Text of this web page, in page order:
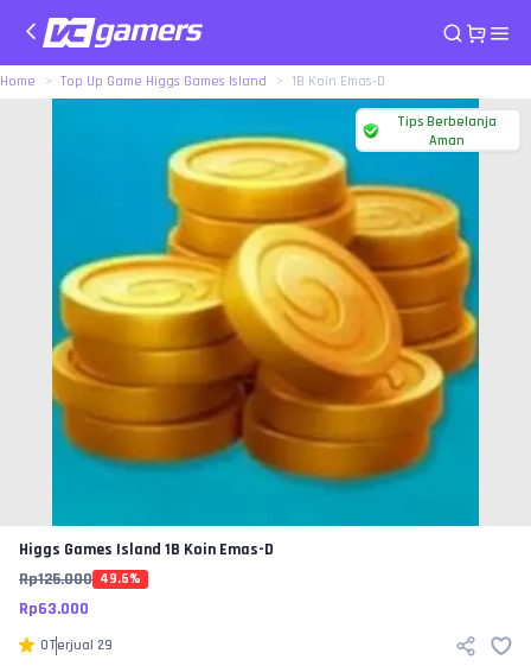
Home Top Up Game Higgs Games Island 1B Koin Emas-D
Tips Berbelanja
Aman
Higgs Games Island 1B Koin Emas-D
Rp125.000 49.6%
Rp63.000
0Terjual 29